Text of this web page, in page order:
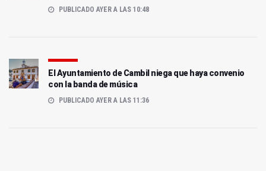
PUBLICADO AYER A LAS 10:48
El Ayuntamiento de Cambil niega que haya convenio
con la banda de música
PUBLICADO AYER A LAS 11:36